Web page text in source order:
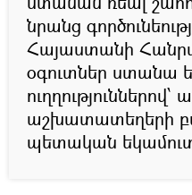
նրանց
Հայաստանի
օգուտներ ստանա
ուղղություններով՝
աշխատատեղերի
պետական